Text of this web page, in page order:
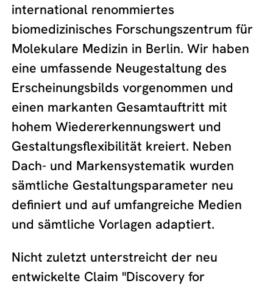
international renommiertes
biomedizinisches Forschungszentrum für
Molekulare Medizin in Berlin. Wir haben
eine umfassende Neugestaltung des
Erscheinungsbilds vorgenommen und
einen markanten Gesamtauftritt mit
hohem Wiedererkennungswert und
Gestaltungsflexibilität kreiert. Neben
Dach- und Markensystematik wurden
sämtliche Gestaltungsparameter neu
definiert und auf umfangreiche Medien
und sämtliche Vorlagen adaptiert.
Nicht zuletzt unterstreicht der neu
entwickelte Claim "Discovery for